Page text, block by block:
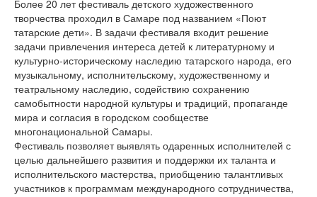
Более 20 лет фестиваль детского художественного
творчества проходил в Самаре под названием «Поют
татарские дети». В задачи фестиваля входит решение
задачи привлечения интереса детей к литературному и
культурно-историческому наследию татарского народа, его
музыкальному, исполнительскому, художественному и
театральному наследию, содействию сохранению
самобытности народной культуры и традиций, пропаганде
мира и согласия в городском сообществе
многонациональной Самары.
Фестиваль позволяет выявлять одаренных исполнителей с
целью дальнейшего развития и поддержки их таланта и
исполнительского мастерства, приобщению талантливых
участников к программам международного сотрудничества,